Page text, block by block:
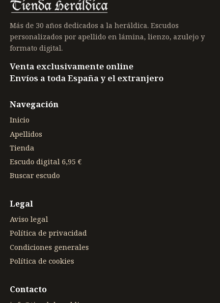
Más de 30 años dedicados a la heráldica. Escudos
personalizados por apellido en lámina, lienzo, azulejo y
formato digital.
Venta exclusivamente online
Envíos a toda España y el extranjero
Navegación
Inicio
Apellidos
Tienda
Escudo digital 6,95 €
Buscar escudo
Legal
Aviso legal
Política de privacidad
Condiciones generales
Política de cookies
Contacto